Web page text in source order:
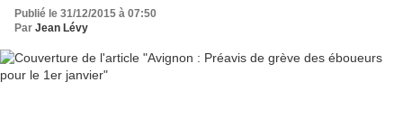
Publié le 31/12/2015 à 07:50
Par Jean Lévy